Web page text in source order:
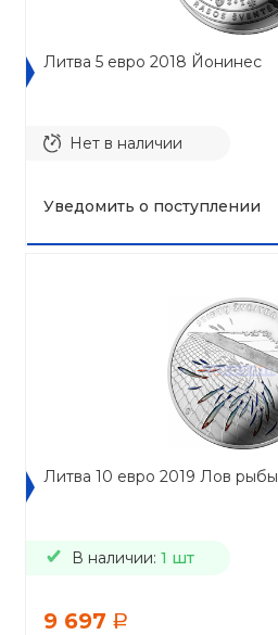
Литва 5 евро 2018 Йонинес
Нет в наличии
Уведомить о поступлении
Литва 10 евро 2019 Лов рыбы
В наличии: 1 шт
9 697 a